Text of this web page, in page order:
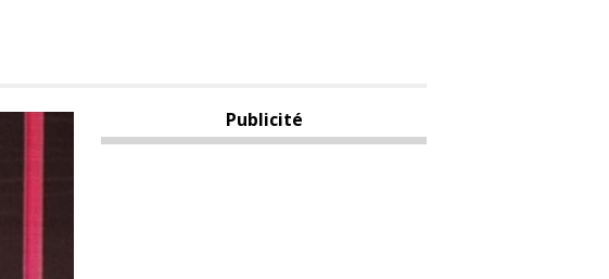
Publicité